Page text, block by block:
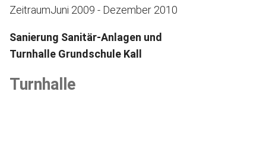
ZeitraumJuni 2009 - Dezember 2010
Sanierung Sanitär-Anlagen und
Turnhalle Grundschule Kall
Turnhalle